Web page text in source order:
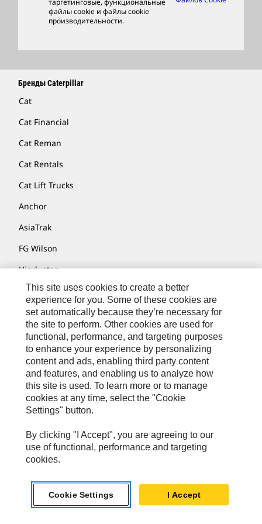
Найти Дилера
таргетинговые, функциональные
файлы cookie и файлы cookie
производительности.
Бренды Caterpillar
Cat
Cat Financial
Cat Reman
Cat Rentals
Cat Lift Trucks
Anchor
AsiaTrak
FG Wilson
Hindustan
MaK
MWM
Perkins
Progress Rail
SEM
Solar Turbines
SPM Oil & Gas
Turner Powertrain Systems
Контакты
This site uses cookies to create a better
experience for you. Some of these cookies are
set automatically because they’re necessary for
the site to perform. Other cookies are used for
functional, performance, and targeting purposes
to enhance your experience by personalizing
content and ads, enabling third party content
and features, and enabling us to analyze how
this site is used. To learn more or to manage
cookies at any time, select the "Cookie
Settings" button.
By clicking "I Accept", you are agreeing to our
use of functional, performance and targeting
cookies.
Cookie Settings I Accept